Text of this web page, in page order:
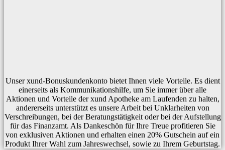
Unser xund-Bonuskundenkonto bietet Ihnen viele Vorteile. Es dient
einerseits als Kommunikationshilfe, um Sie immer über alle
Aktionen und Vorteile der xund Apotheke am Laufenden zu halten,
andererseits unterstützt es unsere Arbeit bei Unklarheiten von
Verschreibungen, bei der Beratungstätigkeit oder bei der Aufstellung
für das Finanzamt. Als Dankeschön für Ihre Treue profitieren Sie
von exklusiven Aktionen und erhalten einen 20% Gutschein auf ein
Produkt Ihrer Wahl zum Jahreswechsel, sowie zu Ihrem Geburtstag.